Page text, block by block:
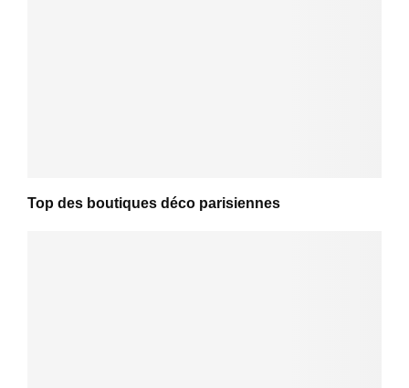
Top des boutiques déco parisiennes